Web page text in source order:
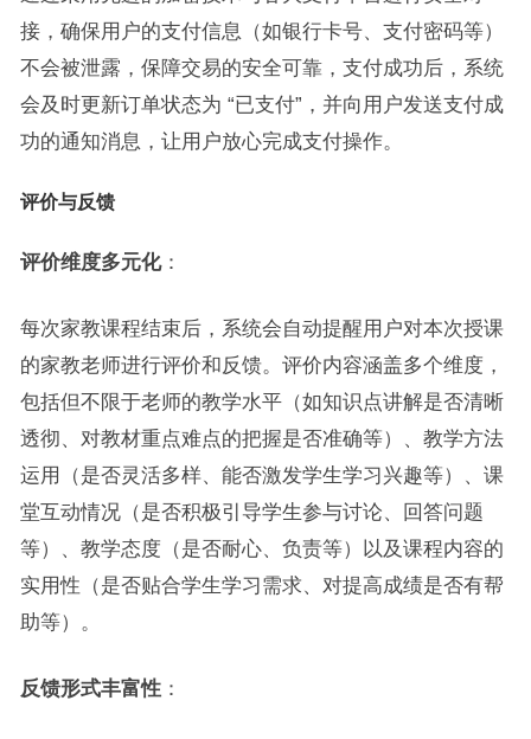
接，确保用户的支付信息（如银行卡号、支付密码等）
不会被泄露，保障交易的安全可靠，支付成功后，系统
会及时更新订单状态为 “已支付”，并向用户发送支付成
功的通知消息，让用户放心完成支付操作。
评价与反馈
评价维度多元化：
每次家教课程结束后，系统会自动提醒用户对本次授课
的家教老师进行评价和反馈。评价内容涵盖多个维度，
包括但不限于老师的教学水平（如知识点讲解是否清晰
透彻、对教材重点难点的把握是否准确等）、教学方法
运用（是否灵活多样、能否激发学生学习兴趣等）、课
堂互动情况（是否积极引导学生参与讨论、回答问题
等）、教学态度（是否耐心、负责等）以及课程内容的
实用性（是否贴合学生学习需求、对提高成绩是否有帮
助等）。
反馈形式丰富性：